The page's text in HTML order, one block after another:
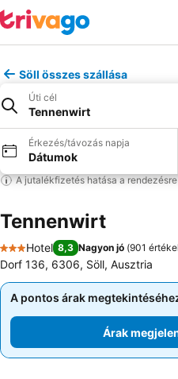
Söll összes szállása
Úti cél
Tennenwirt
Érkezés/távozás napja
Dátumok
A jutalékfizetés hatása a rendezésre
Tennenwirt
3 Kategória
Hotel 8,3 Nagyon jó (901
Dorf 136, 6306, Söll, Ausztria
A pontos árak
Árak
A pontos árak
Árak